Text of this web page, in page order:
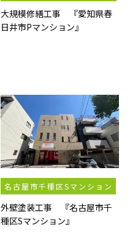
大規模修繕工事 『愛知県春
日井市Pマンション』
名古屋市千種区Sマンション
外壁塗装工事 『名古屋市千
種区Sマンション』